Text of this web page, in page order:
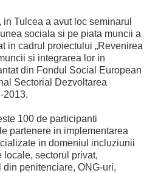
in Tulcea a avut loc seminarul
sociala si pe piata muncii a
in cadrul proiectului „Revenirea
si integrarea lor in
din Fondul Social European
Sectorial Dezvoltarea
2013.
100 de participanti
partenere in implementarea
in domeniul incluziunii
sectorul privat,
penitenciare, ONG-uri,